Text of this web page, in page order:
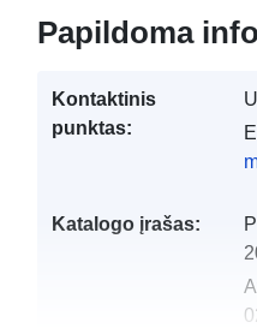
Papildoma
Kontaktinis
punktas:
Katalogo įrašas: